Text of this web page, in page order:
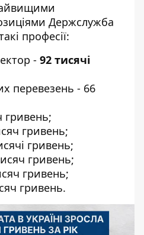
Держслужба
професії:
- 92 тисячі
перевезень - 66
гривень;
гривень;
гривень;
гривень;
гривень;
гривень.